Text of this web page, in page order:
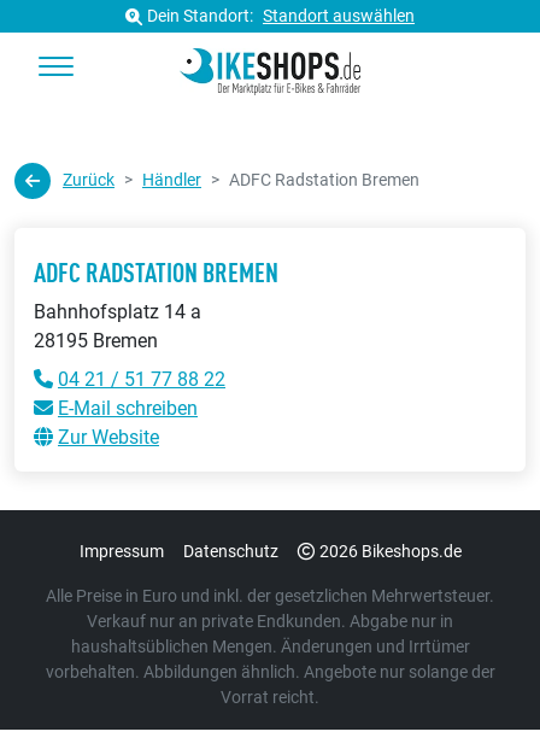
Dein Standort: Standort auswählen
Zurück Händler ADFC Radstation Bremen
ADFC RADSTATION BREMEN
Bahnhofsplatz 14 a
28195 Bremen
04 21 / 51 77 88 22
E-Mail schreiben
Zur Website
Impressum Datenschutz 2026 Bikeshops.de
Alle Preise in Euro und inkl. der gesetzlichen Mehrwertsteuer.
Verkauf nur an private Endkunden. Abgabe nur in
haushaltsüblichen Mengen. Änderungen und Irrtümer
vorbehalten. Abbildungen ähnlich. Angebote nur solange der
Vorrat reicht.